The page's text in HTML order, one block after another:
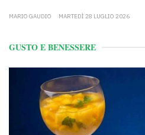
MARIO GAUDIO MARTEDÌ 28 LUGLIO 2026
GUSTO E BENESSERE